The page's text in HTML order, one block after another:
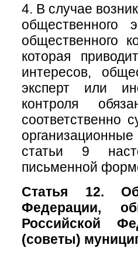
4. В случае
общественного
общественного
которая
интересов,
эксперт или
контроля
соответственно
статьи 9
письменной
Статья 12.
Федерации,
Российской
(советы)